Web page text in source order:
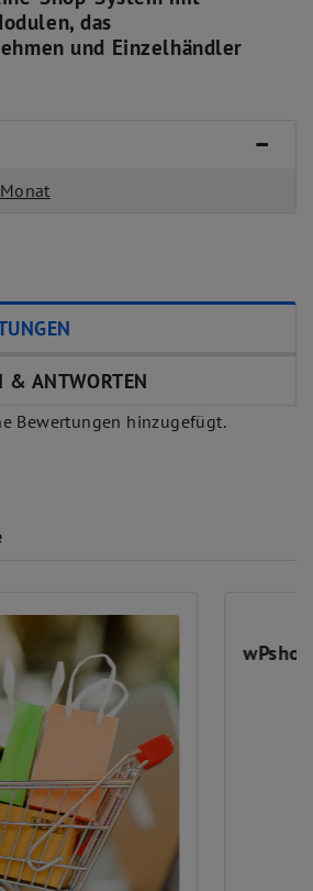
das
und Einzelhändler
& ANTWORTEN
Bewertungen hinzugefügt.
"Standard"